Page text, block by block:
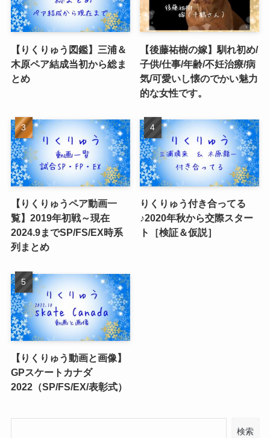
【りくりゅう図鑑】三浦＆
木原ペア結成当初から総ま
とめ
【後藤祐樹の嫁】馴れ初め/
子供/仕事/年齢/不妊治療/病
気/可愛いし懐のでかい魅力
的な女性です。
【りくりゅうペア動画一
覧】2019年初戦～現在
2024.9までSP/FS/EX時系
列まとめ
りくりゅう付き合ってる
♪2020年秋から交際スター
ト［検証＆仮説］
【りくりゅう動画と画像】
GPスケートカナダ
2022（SP/FS/EX/表彰式）
検索